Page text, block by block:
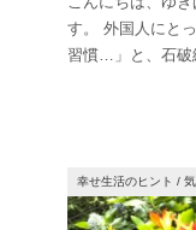
す。 外国人にと
習慣…」と、石破
幸せ生活のヒント /